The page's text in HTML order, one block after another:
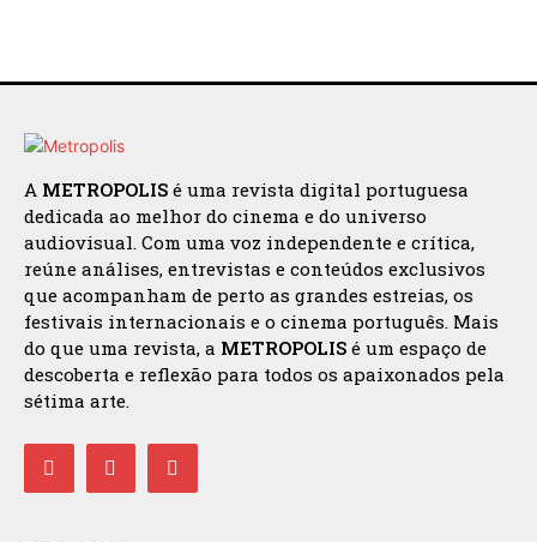
A METROPOLIS é uma revista digital portuguesa
dedicada ao melhor do cinema e do universo
audiovisual. Com uma voz independente e crítica,
reúne análises, entrevistas e conteúdos exclusivos
que acompanham de perto as grandes estreias, os
festivais internacionais e o cinema português. Mais
do que uma revista, a METROPOLIS é um espaço de
descoberta e reflexão para todos os apaixonados pela
sétima arte.